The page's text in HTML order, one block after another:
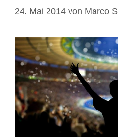
24. Mai 2014 von Marco